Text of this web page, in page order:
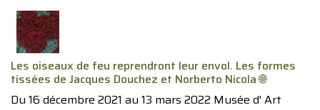
Les oiseaux de feu reprendront leur envol. Les formes
tissées de Jacques Douchez et Norberto Nicola 🌐
Du 16 décembre 2021 au 13 mars 2022 Musée d' Art